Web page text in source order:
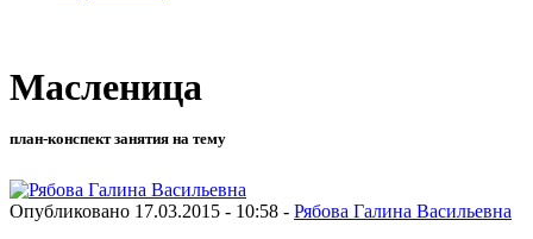
Масленица
план-конспект занятия на тему
Опубликовано 17.03.2015 - 10:58 - Рябова Галина Васильевна